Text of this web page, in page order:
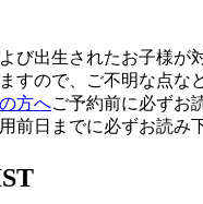
出生されたお子様が
ので、ご不明な点な
方へご予約前に必ずお
前日までに必ずお読み